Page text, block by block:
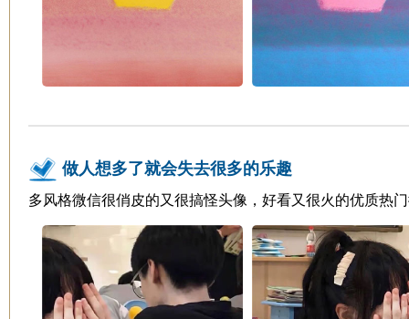
做人想多了就会失去很多的乐趣
多风格微信很俏皮的又很搞怪头像，好看又很火的优质热